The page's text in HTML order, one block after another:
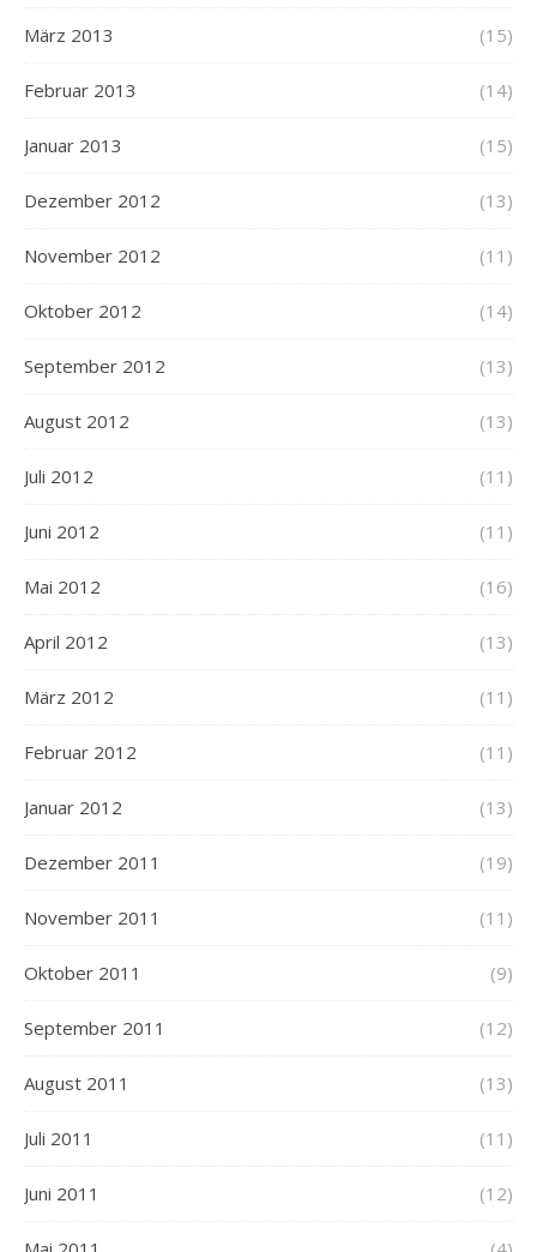
März 2013 (15)
Februar 2013 (14)
Januar 2013 (15)
Dezember 2012 (13)
November 2012 (11)
Oktober 2012 (14)
September 2012 (13)
August 2012 (13)
Juli 2012 (11)
Juni 2012 (11)
Mai 2012 (16)
April 2012 (13)
März 2012 (11)
Februar 2012 (11)
Januar 2012 (13)
Dezember 2011 (19)
November 2011 (11)
Oktober 2011 (9)
September 2011 (12)
August 2011 (13)
Juli 2011 (11)
Juni 2011 (12)